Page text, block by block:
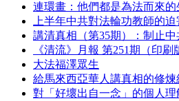
連環畫：他們都是為法而來的
上半年中共對法輪功教師的迫
講清真相（第35期）：制止
《清流》月報 第251期（印刷
大法福澤眾生
給馬來西亞華人講真相的修
對「好壞出自一念」的個人理